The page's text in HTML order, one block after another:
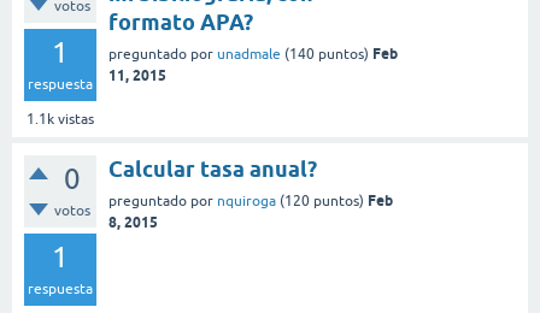
votos
1
respuesta
1.1k vistas
formato APA?
preguntado por unadmale (140 puntos) Feb
11, 2015
0
votos
1
respuesta
Calcular tasa anual?
preguntado por nquiroga (120 puntos) Feb
8, 2015